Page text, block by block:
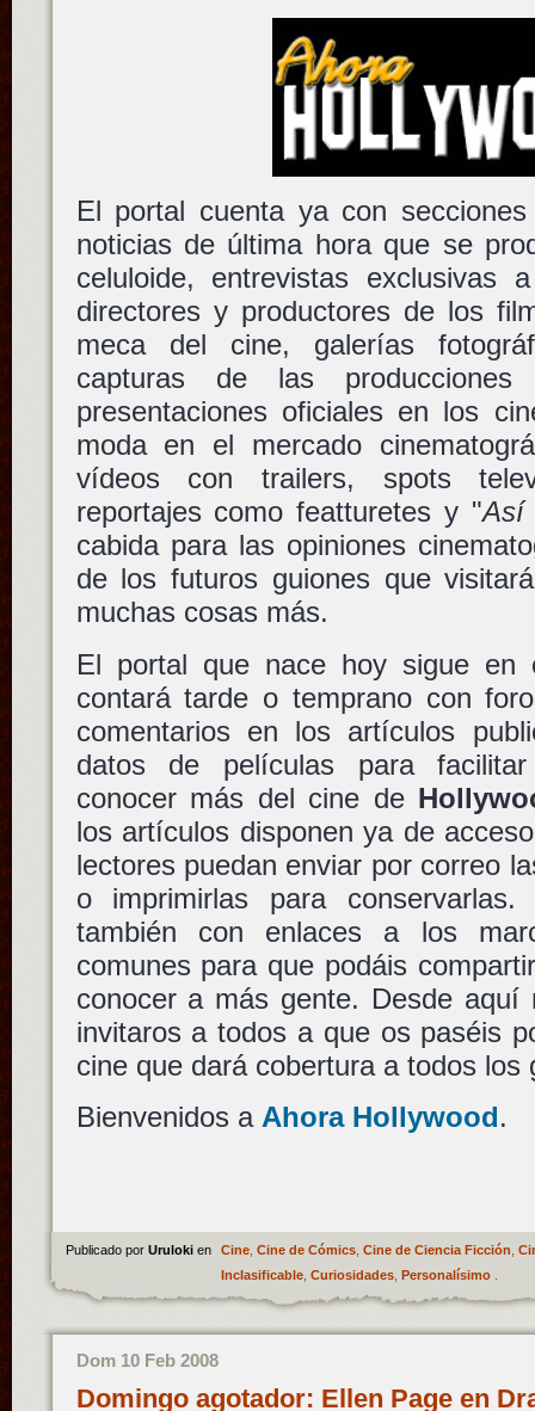
El portal cuenta ya con
noticias de última hora que se
celuloide, entrevistas exclusivas
directores y productores de los
meca del cine, galerías
capturas de las
presentaciones oficiales en los
moda en el mercado
vídeos con trailers, spots
reportajes como featturetes y "Así
cabida para las opiniones
de los futuros guiones que
muchas cosas más.
El portal que nace hoy sigue en
contará tarde o temprano con
comentarios en los artículos
datos de películas para
conocer más del cine de
los artículos disponen ya de
lectores puedan enviar por correo
o imprimirlas para
también con enlaces a los
comunes para que podáis
conocer a más gente. Desde
invitaros a todos a que os paséis
cine que dará cobertura a todos los
Bienvenidos a Ahora Hollywood.
Publicado por Uruloki en Cine, Cine de Cómics, Cine de Ciencia Ficción
Inclasificable, Curiosidades, Personalísimo.
Dom 10 Feb 2008
Domingo agotador: Ellen Page en